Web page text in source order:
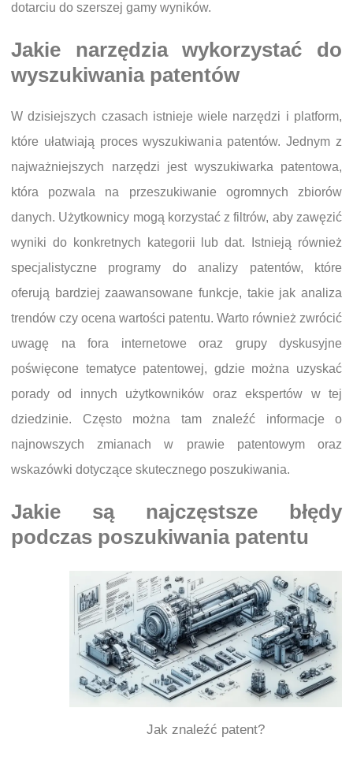
dotarciu do szerszej gamy wyników.
Jakie narzędzia wykorzystać do
wyszukiwania patentów
W dzisiejszych czasach istnieje wiele narzędzi i platform,
które ułatwiają proces wyszukiwania patentów. Jednym z
najważniejszych narzędzi jest wyszukiwarka patentowa,
która pozwala na przeszukiwanie ogromnych zbiorów
danych. Użytkownicy mogą korzystać z filtrów, aby zawęzić
wyniki do konkretnych kategorii lub dat. Istnieją również
specjalistyczne programy do analizy patentów, które
oferują bardziej zaawansowane funkcje, takie jak analiza
trendów czy ocena wartości patentu. Warto również zwrócić
uwagę na fora internetowe oraz grupy dyskusyjne
poświęcone tematyce patentowej, gdzie można uzyskać
porady od innych użytkowników oraz ekspertów w tej
dziedzinie. Często można tam znaleźć informacje o
najnowszych zmianach w prawie patentowym oraz
wskazówki dotyczące skutecznego poszukiwania.
Jakie są najczęstsze błędy
podczas poszukiwania patentu
Jak znaleźć patent?